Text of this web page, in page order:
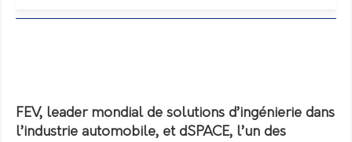
FEV, leader mondial de solutions d’ingénierie dans
l’industrie automobile, et dSPACE, l’un des